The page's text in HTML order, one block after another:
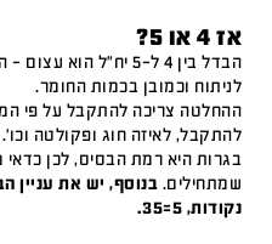
אז 4 או 5?
הבדל בין 4 ל-5 יח"ל
לניתוח וכמובן בכמות החומר.
ההחלטה צריכה להתקבל על פי
בגרות היא רמת הבסיס, לכן כדאי
שמתחילים.
נקודות, 5=35.